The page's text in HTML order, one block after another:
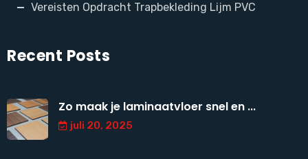
Vereisten Opdracht Trapbekleding Lijm PVC
Recent Posts
Zo maak je laminaatvloer snel en ...
juli 20, 2025